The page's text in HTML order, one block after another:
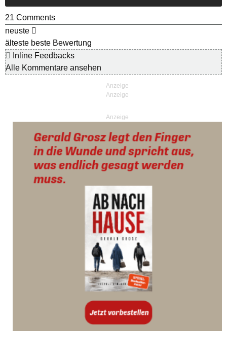
21 Comments
neuste
älteste beste Bewertung
Inline Feedbacks
Alle Kommentare ansehen
Anzeige